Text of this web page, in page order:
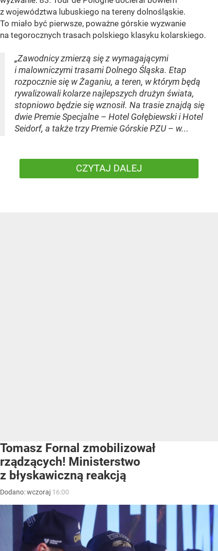
z województwa lubuskiego na tereny dolnośląskie.
To miało być pierwsze, poważne górskie wyzwanie
na tegorocznych trasach polskiego klasyku kolarskiego.
„Zawodnicy zmierzą się z wymagającymi
i malowniczymi trasami Dolnego Śląska. Etap
rozpocznie się w Żaganiu, a teren, w którym będą
rywalizowali kolarze najlepszych drużyn świata,
stopniowo będzie się wznosił. Na trasie znajdą się
dwie Premie Specjalne – Hotel Gołębiewski i Hotel
Seidorf, a także trzy Premie Górskie PZU – w...
CZYTAJ DALEJ
Tomasz Fornal zmobilizował
rządzących! Ministerstwo
z błyskawiczną reakcją
Dodano:wczoraj 16:00